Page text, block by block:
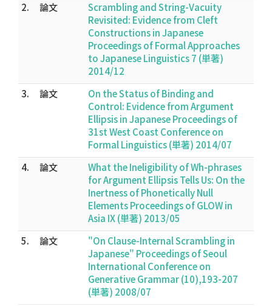
2.
論文
Scrambling and String-Vacuity
Revisited: Evidence from Cleft
Constructions in Japanese
Proceedings of Formal Approaches
to Japanese Linguistics 7 (単著)
2014/12
3.
論文
On the Status of Binding and
Control: Evidence from Argument
Ellipsis in Japanese Proceedings of
31st West Coast Conference on
Formal Linguistics (単著) 2014/07
4.
論文
What the Ineligibility of Wh-phrases
for Argument Ellipsis Tells Us: On the
Inertness of Phonetically Null
Elements Proceedings of GLOW in
Asia IX (単著) 2013/05
5.
論文
"On Clause-Internal Scrambling in
Japanese" Proceedings of Seoul
International Conference on
Generative Grammar (10),193-207
(単著) 2008/07